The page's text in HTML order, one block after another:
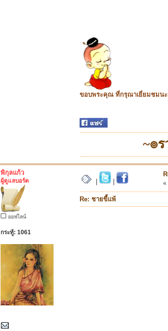
ขอบพระคุณ ที่กรุณาเยี่ยมชมนะ
~๏
พิกุลแก้ว
ผู้ดูแลบอร์ด
ออฟไลน์
กระทู้: 1061
«
Re: ชายขี้แพ้